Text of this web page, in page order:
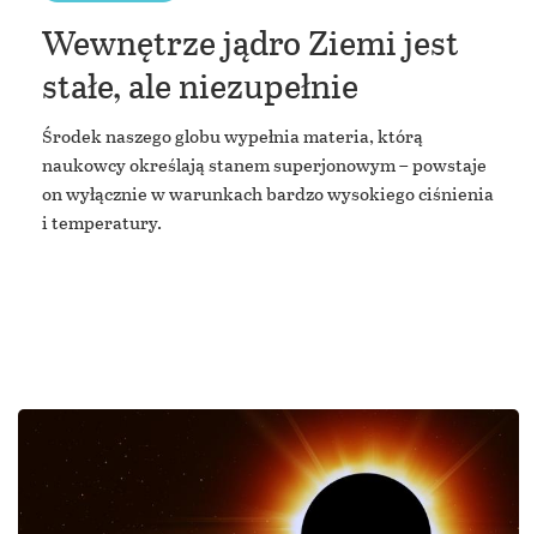
Wewnętrze jądro Ziemi jest
stałe, ale niezupełnie
Środek naszego globu wypełnia materia, którą
naukowcy określają stanem superjonowym – powstaje
on wyłącznie w warunkach bardzo wysokiego ciśnienia
i temperatury.